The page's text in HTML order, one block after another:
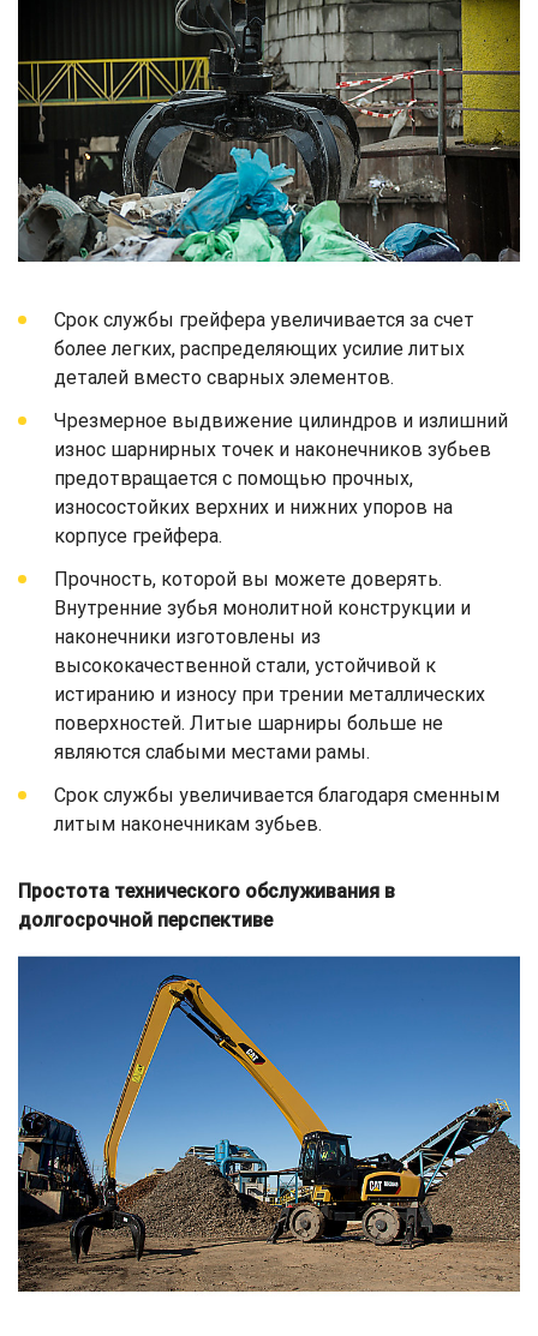
Срок службы грейфера увеличивается за счет
более легких, распределяющих усилие литых
деталей вместо сварных элементов.
Чрезмерное выдвижение цилиндров и излишний
износ шарнирных точек и наконечников зубьев
предотвращается с помощью прочных,
износостойких верхних и нижних упоров на
корпусе грейфера.
Прочность, которой вы можете доверять.
Внутренние зубья монолитной конструкции и
наконечники изготовлены из
высококачественной стали, устойчивой к
истиранию и износу при трении металлических
поверхностей. Литые шарниры больше не
являются слабыми местами рамы.
Срок службы увеличивается благодаря сменным
литым наконечникам зубьев.
Простота технического обслуживания в
долгосрочной перспективе